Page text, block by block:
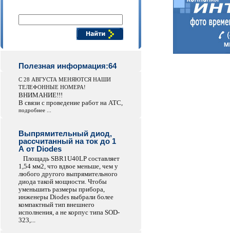
Полезная информация:64
С 28 АВГУСТА МЕНЯЮТСЯ НАШИ
ТЕЛЕФОННЫЕ НОМЕРА!
ВНИМАНИЕ!!!
В связи с проведение работ на АТС,
подробнее ...
Выпрямительный диод,
рассчитанный на ток до 1
А от Diodes
Площадь SBR1U40LP составляет
1,54 мм2, что вдвое меньше, чем у
любого другого выпрямительного
диода такой мощности. Чтобы
уменьшить размеры прибора,
инженеры Diodes выбрали более
компактный тип внешнего
исполнения, а не корпус типа SOD-
323,...